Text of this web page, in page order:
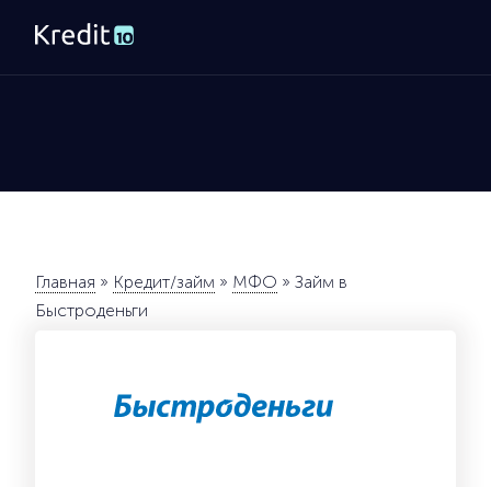
Главная » Кредит/займ » МФО » Займ в
Быстроденьги